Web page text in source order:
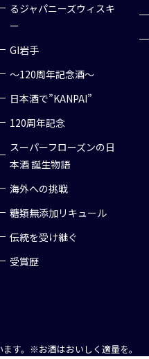
るジャパニーズウィスキ
ー
GI岩手
～120周年記念酒～
日本酒で”KANPAI”
120周年記念
スーパーフローズンの日
本酒 誕生物語
海外への挑戦
糖類無添加リキュール
伝統を受け継ぐ
受賞歴
す。 ※お酒はおいしく適量を。